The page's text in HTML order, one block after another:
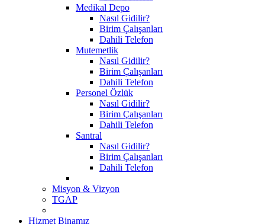
Medikal Depo
Nasıl Gidilir?
Birim Çalışanları
Dahili Telefon
Mutemetlik
Nasıl Gidilir?
Birim Çalışanları
Dahili Telefon
Personel Özlük
Nasıl Gidilir?
Birim Çalışanları
Dahili Telefon
Santral
Nasıl Gidilir?
Birim Çalışanları
Dahili Telefon
Misyon & Vizyon
TGAP
Hizmet Binamız